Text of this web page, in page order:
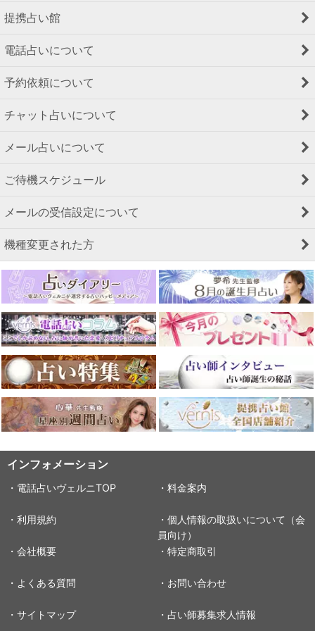
提携占い館
電話占いについて
予約依頼について
チャット占いについて
メール占いについて
ご待機スケジュール
メールの受信設定について
機種変更された方
インフォメーション
・電話占いヴェルニTOP ・料金案内
・利用規約
・個人情報の取扱いについて（会
員向け）
・会社概要
・特定商取引
・よくある質問 ・お問い合わせ
・サイトマップ ・占い師募集求人情報